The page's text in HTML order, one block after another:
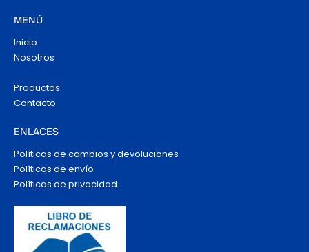
MENÚ
Inicio
Nosotros
Productos
Contacto
ENLACES
Políticas de cambios y devoluciones
Políticas de envío
Políticas de privacidad